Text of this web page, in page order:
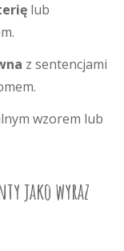
lub
z sentencjami
wzorem lub
jako wyraz